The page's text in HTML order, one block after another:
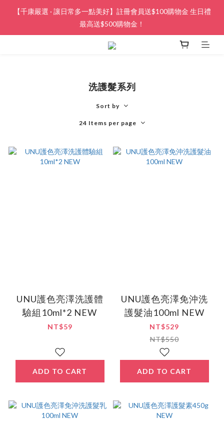
【千康嚴選 · 讓日常多一點美好】註冊會員送$100購物金 生日禮
最高送$500購物金！
洗護髮系列
Sort by
24 Items per page
UNU護色亮澤洗護體
驗組10ml*2 NEW
NT$59
ADD TO CART
UNU護色亮澤免沖洗
護髮油100ml NEW
NT$529
NT$550
ADD TO CART